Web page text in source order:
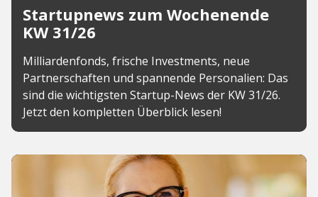
Startupnews zum Wochenende
KW 31/26
Milliardenfonds, frische Investments, neue
Partnerschaften und spannende Personalien: Das
sind die wichtigsten Startup-News der KW 31/26.
Jetzt den kompletten Überblick lesen!